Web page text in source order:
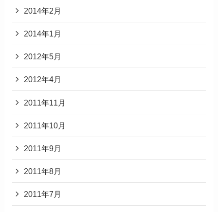
2014年2月
2014年1月
2012年5月
2012年4月
2011年11月
2011年10月
2011年9月
2011年8月
2011年7月